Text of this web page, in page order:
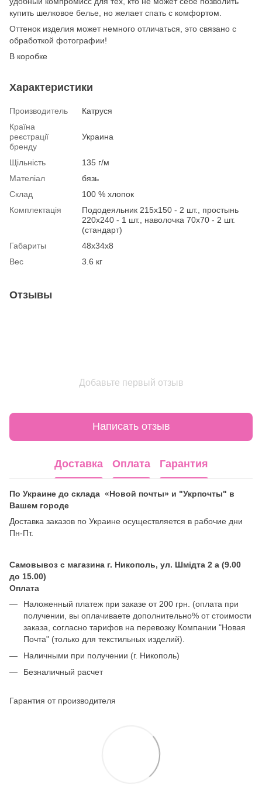
купить шелковое белье, но желает спать с комфортом.
Оттенок изделия может немного отличаться, это связано с
обработкой фотографии!
В коробке
Характеристики
Производитель
Катруся
Країна
реєстрації
бренду
Украина
Щільність
135 г/м
Мателіал
бязь
Склад
100 % хлопок
Комплектація
Пододеяльник 215х150 - 2 шт., простынь
220х240 - 1 шт., наволочка 70х70 - 2 шт.
(стандарт)
Габариты
48х34х8
Вес
3.6 кг
Отзывы
Добавьте первый отзыв
Написать отзыв
Доставка Оплата Гарантия
По Украине до склада «Новой почты» и "Укрпочты" в
Вашем городе
Доставка заказов по Украине осуществляется в рабочие дни
Пн-Пт.
Самовывоз с магазина г. Никополь, ул. Шмідта 2 а (9.00
до 15.00)
Оплата
Наложенный платеж при заказе от 200 грн. (оплата при
получении, вы оплачиваете дополнительно% от стоимости
заказа, согласно тарифов на перевозку Компании "Новая
Почта" (только для текстильных изделий).
Наличными при получении (г. Никополь)
Безналичный расчет
Гарантия от производителя